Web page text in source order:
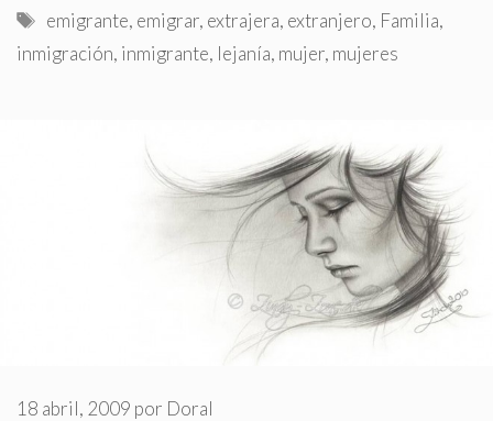
Etiquetas
emigrante, emigrar, extrajera, extranjero, Familia,
inmigración, inmigrante, lejanía, mujer, mujeres
18 abril, 2009 por Doral